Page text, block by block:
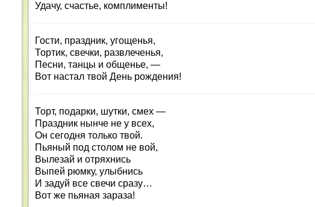
Удачу, счастье, комплименты!
Гости, праздник, угощенья,
Тортик, свечки, развлеченья,
Песни, танцы и общенье, —
Вот настал твой День рождения!
Торт, подарки, шутки, смех —
Праздник нынче не у всех,
Он сегодня только твой.
Пьяный под столом не вой,
Вылезай и отряхнись
Выпей рюмку, улыбнись
И задуй все свечи сразу…
Вот же пьяная зараза!